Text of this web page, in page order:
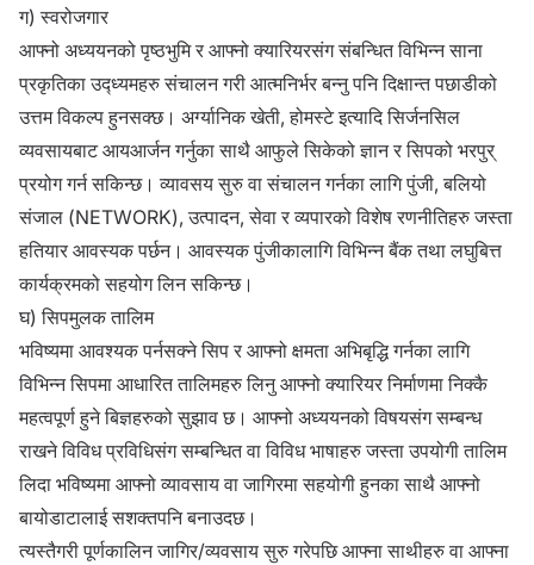
ग) स्वरोजगार
आफ्नो अध्ययनको पृष्ठभुमि र आफ्नो क्यारियरसंग संबन्धित विभिन्न साना
प्रकृतिका उद्ध्यमहरु संचालन गरी आत्मनिर्भर बन्नु पनि दिक्षान्त पछाडीको
उत्तम विकल्प हुनसक्छ। अर्ग्यानिक खेती, होमस्टे इत्यादि सिर्जनसिल
व्यवसायबाट आयआर्जन गर्नुका साथै आफुले सिकेको ज्ञान र सिपको भरपुर्
प्रयोग गर्न सकिन्छ। व्यावसय सुरु वा संचालन गर्नका लागि पुंजी, बलियो
संजाल (NETWORK), उत्पादन, सेवा र व्यपारको विशेष रणनीतिहरु जस्ता
हतियार आवस्यक पर्छन। आवस्यक पुंजीकालागि विभिन्न बैंक तथा लघुबित्त
कार्यक्रमको सहयोग लिन सकिन्छ।
घ) सिपमुलक तालिम
भविष्यमा आवश्यक पर्नसक्ने सिप र आफ्नो क्षमता अभिबृद्धि गर्नका लागि
विभिन्न सिपमा आधारित तालिमहरु लिनु आफ्नो क्यारियर निर्माणमा निक्कै
महत्वपूर्ण हुने बिज्ञहरुको सुझाव छ। आफ्नो अध्ययनको विषयसंग सम्बन्ध
राखने विविध प्रविधिसंग सम्बन्धित वा विविध भाषाहरु जस्ता उपयोगी तालिम
लिदा भविष्यमा आफ्नो व्यावसाय वा जागिरमा सहयोगी हुनका साथै आफ्नो
बायोडाटालाई सशक्तपनि बनाउदछ।
त्यस्तैगरी पूर्णकालिन जागिर/व्यवसाय सुरु गरेपछि आफ्ना साथीहरु वा आफ्ना